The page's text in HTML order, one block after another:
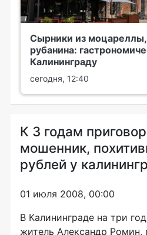
Сырники из
рубанина:
Калининграду
сегодня, 12:40
К 3 годам
мошенник,
рублей у
01 июля 2008, 00:00
В Калининграде на три
житель Александр Ромин,